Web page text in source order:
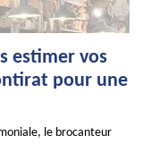
estimer vos
pour une
le brocanteur